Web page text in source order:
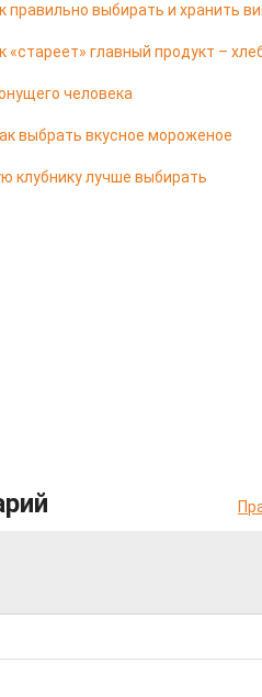
правильно выбирать и хранить
главный продукт –
человека
выбрать вкусное мороженое
клубнику лучше выбирать